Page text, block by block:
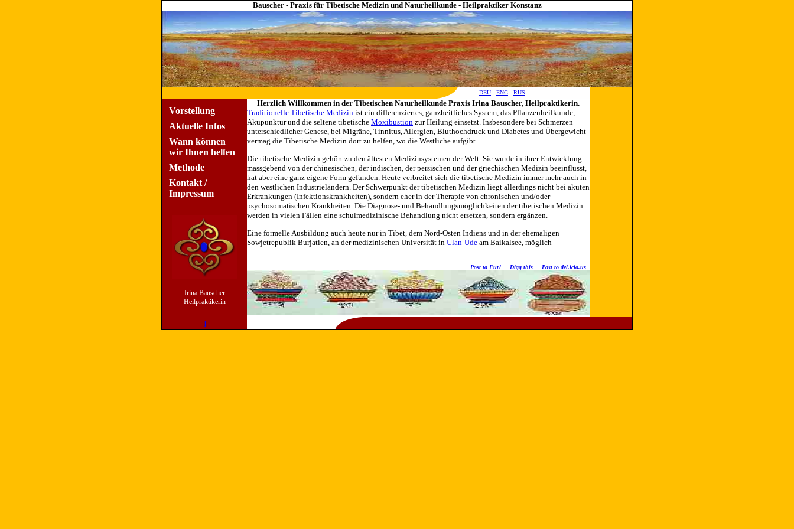
Bauscher - Praxis für Tibetische Medizin und Naturheilkunde - Heilpraktiker Konstanz
DEU - ENG - RUS
Vorstellung
Aktuelle Infos
Wann können
wir Ihnen helfen
Methode
Kontakt /
Impressum
Herzlich Willkommen in der Tibetischen Naturheilkunde Praxis Irina Bauscher, Heilpraktikerin.
Traditionelle Tibetische Medizin ist ein differenziertes, ganzheitliches System, das Pflanzenheilkunde,
Akupunktur und die seltene tibetische Moxibustion zur Heilung einsetzt. Insbesondere bei Schmerzen
unterschiedlicher Genese, bei Migräne, Tinnitus, Allergien, Bluthochdruck und Diabetes und Übergewicht
vermag die Tibetische Medizin dort zu helfen, wo die Westliche aufgibt.
Die tibetische Medizin gehört zu den ältesten Medizinsystemen der Welt. Sie wurde in ihrer Entwicklung
massgebend von der chinesischen, der indischen, der persischen und der griechischen Medizin beeinflusst,
hat aber eine ganz eigene Form gefunden. Heute verbreitet sich die tibetische Medizin immer mehr auch in
den westlichen Industrieländern. Der Schwerpunkt der tibetischen Medizin liegt allerdings nicht bei akuten
Erkrankungen (Infektionskrankheiten), sondern eher in der Therapie von chronischen und/oder
psychosomatischen Krankheiten. Die Diagnose- und Behandlungsmöglichkeiten der tibetischen Medizin
werden in vielen Fällen eine schulmedizinische Behandlung nicht ersetzen, sondern ergänzen.
Eine formelle Ausbildung auch heute nur in Tibet, dem Nord-Osten Indiens und in der ehemaligen
Sowjetrepublik Burjatien, an der medizinischen Universität in Ulan-Ude am Baikalsee, möglich
Post to Furl Digg this Post to del.icio.us
Irina Bauscher
Heilpraktikerin